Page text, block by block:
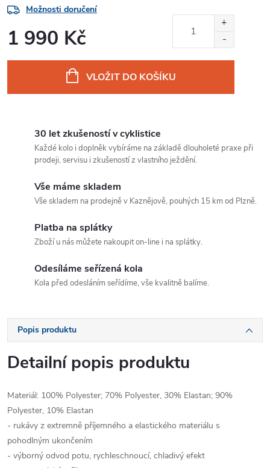
Možnosti doručení
1 990 Kč
VLOŽIT DO KOŠÍKU
30 let zkušeností v cyklistice
Každé kolo i doplněk vybíráme na základě dlouholeté praxe při
prodeji, servisu i zkušeností z vlastního ježdění.
Vše máme skladem
Vše skladem na prodejně v Kaznějově, pouhých 15 km od Plzně.
Platba na splátky
Zboží u nás můžete nakoupit on-line i na splátky.
Odesíláme seřízená kola
Kola před odesláním seřídíme, vše kvalitně balíme.
Popis produktu
Detailní popis produktu
Materiál: 100% Polyester; 70% Polyester, 30% Elastan; 90%
Polyester, 10% Elastan
- rukávy z extremně příjemného a elastického materiálu s
pohodlným ukončením
- výborný odvod potu, rychleschnoucí, chladivý efekt